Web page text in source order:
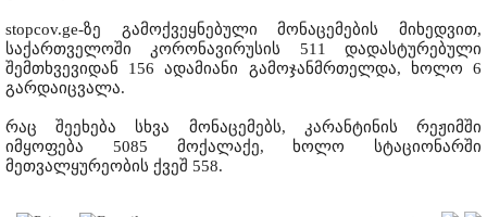
stopcov.ge-ზე გამოქვეყნებული მონაცემების მიხედვით,
საქართველოში კორონავირუსის 511 დადასტურებული
შემთხვევიდან 156 ადამიანი გამოჯანმრთელდა, ხოლო 6
გარდაიცვალა.
რაც შეეხება სხვა მონაცემებს, კარანტინის რეჟიმში
იმყოფება 5085 მოქალაქე, ხოლო სტაციონარში
მეთვალყურეობის ქვეშ 558.